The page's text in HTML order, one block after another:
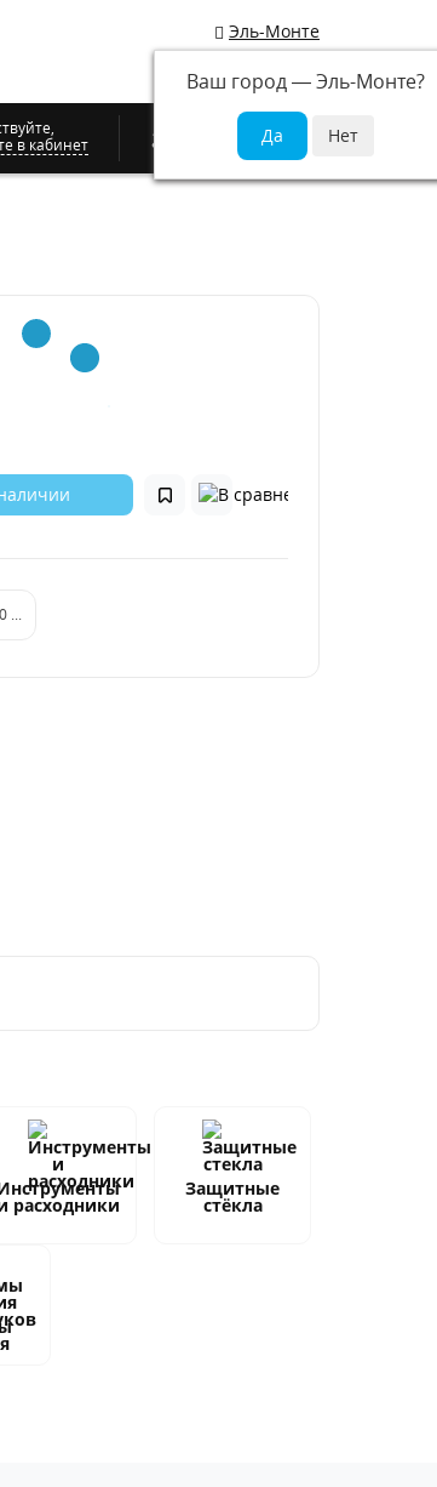
Эль-Монте
Ваш город —Эль-Монте?
в кабинет
0
расходники
Защитные
стёкла